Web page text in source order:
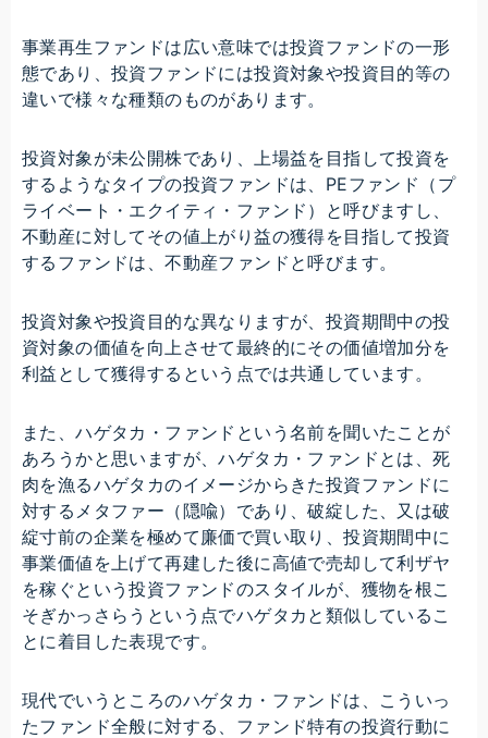
事業再生ファンドは広い意味では投資ファンドの一形
態であり、投資ファンドには投資対象や投資目的等の
違いで様々な種類のものがあります。
投資対象が未公開株であり、上場益を目指して投資を
するようなタイプの投資ファンドは、PEファンド（プ
ライベート・エクイティ・ファンド）と呼びますし、
不動産に対してその値上がり益の獲得を目指して投資
するファンドは、不動産ファンドと呼びます。
投資対象や投資目的な異なりますが、投資期間中の投
資対象の価値を向上させて最終的にその価値増加分を
利益として獲得するという点では共通しています。
また、ハゲタカ・ファンドという名前を聞いたことが
あろうかと思いますが、ハゲタカ・ファンドとは、死
肉を漁るハゲタカのイメージからきた投資ファンドに
対するメタファー（隠喩）であり、破綻した、又は破
綻寸前の企業を極めて廉価で買い取り、投資期間中に
事業価値を上げて再建した後に高値で売却して利ザヤ
を稼ぐという投資ファンドのスタイルが、獲物を根こ
そぎかっさらうという点でハゲタカと類似しているこ
とに着目した表現です。
現代でいうところのハゲタカ・ファンドは、こういっ
たファンド全般に対する、ファンド特有の投資行動に